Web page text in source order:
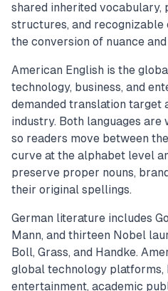
shared inherited
structures, and recognizable
the conversion of nuance and
American English is the
technology, business, and
demanded translation target
industry. Both languages
so readers move between
curve at the alphabet level
preserve proper nouns,
their original spellings.
German literature includes
Mann, and thirteen Nobel
Boll, Grass, and Handke.
global technology platforms,
entertainment, academic